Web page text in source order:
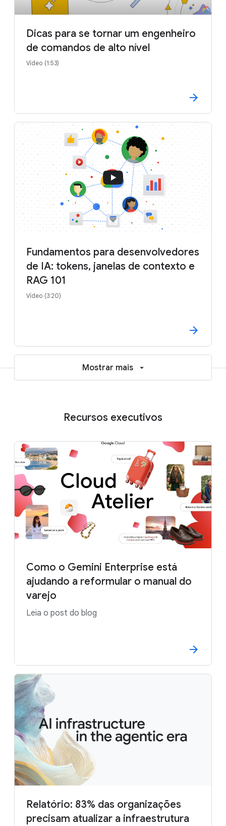
Dicas para se tornar um engenheiro
de comandos de alto nível
Vídeo (1:53)
Fundamentos para desenvolvedores
de IA: tokens, janelas de contexto e
RAG 101
Vídeo (3:20)
Mostrar mais
Recursos executivos
Como o Gemini Enterprise está
ajudando a reformular o manual do
varejo
Leia o post do blog
Relatório: 83% das organizações
precisam atualizar a infraestrutura